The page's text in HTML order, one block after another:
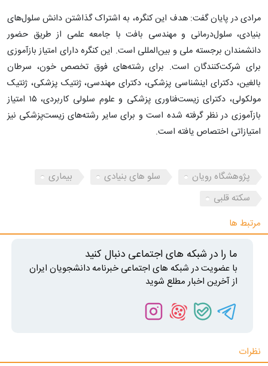
مرادی در پایان گفت: هدف این کنگره، به اشتراک گذاشتن دانش سلول‌های
بنیادی، سلول‌درمانی و مهندسی بافت با جامعه علمی از طریق حضور
دانشمندان برجسته ملی و بین‌المللی است. این کنگره دارای امتیاز بازآموزی
برای شرکت‌کنندگان است. برای رشته‌های فوق تخصص خون، سرطان
بالغین، دکترای اینشناسی پزشکی، دکترای مهندسی، ژنتیک پزشکی، ژنتیک
مولکولی، دکترای زیست‌فناوری پزشکی و علوم سلولی کاربردی، ۱۵ امتیاز
بازآموزی در نظر گرفته شده است و برای سایر رشته‌های زیست‌پزشکی نیز
امتیازاتی اختصاص یافته است.
پژوهشگاه رویان سلو های بنیادی
بیماری
سکته قلبی
مرتبط ها
ما را در شبکه های اجتماعی دنبال کنید
با عضویت در شبکه های اجتماعی خبرنامه دانشجویان ایران
از آخرین اخبار مطلع شوید
نظرات